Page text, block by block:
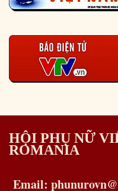
HỘI PHỤ NỮ
ROMANIA
Email: